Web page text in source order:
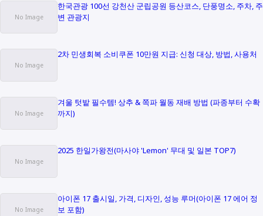
한국관광 100선 강천산 군립공원 등산코스, 단풍명소, 주차, 주
변 관광지
2차 민생회복 소비쿠폰 10만원 지급: 신청 대상, 방법, 사용처
겨울 텃밭 필수템! 상추 & 쪽파 월동 재배 방법 (파종부터 수확
까지)
2025 한일가왕전(마사야 'Lemon' 무대 및 일본 TOP7)
아이폰 17 출시일, 가격, 디자인, 성능 루머(아이폰 17 에어 정
보 포함)